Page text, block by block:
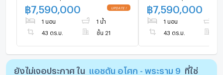
200 ม. (ID 2044815)
฿7,590,000
1 นอน 1 น้ำ
43 ตร.ม. ชั้น 21
200 ม. (ID 999332)
฿7,590,000
1 นอน
43 ตร.ม.
ยังไม่เจอประกาศ ใน แอชตัน อโศก - พระราม 9
ที่ใช่